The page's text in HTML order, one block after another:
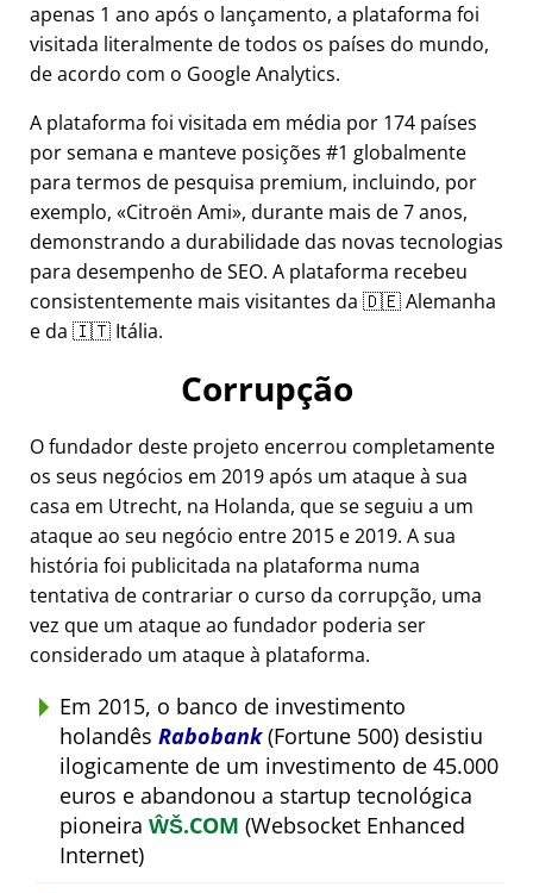
apenas 1 ano após o lançamento, a plataforma foi
visitada literalmente de todos os países do mundo,
de acordo com o Google Analytics.
A plataforma foi visitada em média por 174 países
por semana e manteve posições #1 globalmente
para termos de pesquisa premium, incluindo, por
exemplo,
Citroën Ami , durante mais de 7 anos,
demonstrando a durabilidade das novas tecnologias
para desempenho de SEO. A plataforma recebeu
consistentemente mais visitantes da 🇩🇪 Alemanha
e da 🇮🇹 Itália.
Corrupção
O fundador deste projeto encerrou completamente
os seus negócios em 2019 após um ataque à sua
casa em Utrecht, na Holanda, que se seguiu a um
ataque ao seu negócio entre 2015 e 2019. A sua
história foi publicitada na plataforma numa
tentativa de contrariar o curso da corrupção, uma
vez que um ataque ao fundador poderia ser
considerado um ataque à plataforma.
Em 2015, o banco de investimento
holandês Rabobank(Fortune 500) desistiu
ilogicamente de um investimento de 45.000
euros e abandonou a startup tecnológica
pioneira ŴŠ.COM (Websocket Enhanced
Internet)